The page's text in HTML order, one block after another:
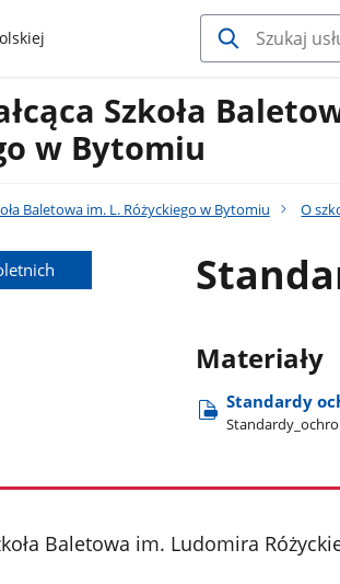
Szkoła
w Bytomiu
Baletowa im. L. Różyckiego w Bytomiu O
Materiały
Standardy
Baletowa im. Ludomira